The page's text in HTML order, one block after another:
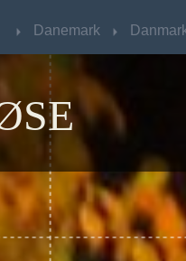
Danemark
Danemark